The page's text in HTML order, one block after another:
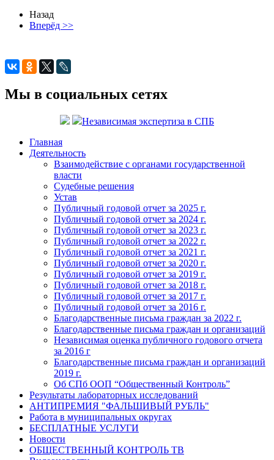
Назад
Вперёд >>
Мы в социальных сетях
Независимая экспертиза в СПБ
Главная
Деятельность
Взаимодействие с органами государственной
власти
Судебные решения
Устав
Публичный годовой отчет за 2025 г.
Публичный годовой отчет за 2024 г.
Публичный годовой отчет за 2023 г.
Публичный годовой отчет за 2022 г.
Публичный годовой отчет за 2021 г.
Публичный годовой отчет за 2020 г.
Публичный годовой отчет за 2019 г.
Публичный годовой отчет за 2018 г.
Публичный годовой отчет за 2017 г.
Публичный годовой отчет за 2016 г.
Благодарственные письма граждан за 2022 г.
Благодарственные письма граждан и организаций
Независимая оценка публичного годового отчета
за 2016 г
Благодарственные письма граждан и организаций
2019 г.
Об СПб ООП “Общественный Контроль”
Результаты лабораторных исследований
АНТИПРЕМИЯ "ФАЛЬШИВЫЙ РУБЛЬ"
Работа в муниципальных округах
БЕСПЛАТНЫЕ УСЛУГИ
Новости
ОБЩЕСТВЕННЫЙ КОНТРОЛЬ ТВ